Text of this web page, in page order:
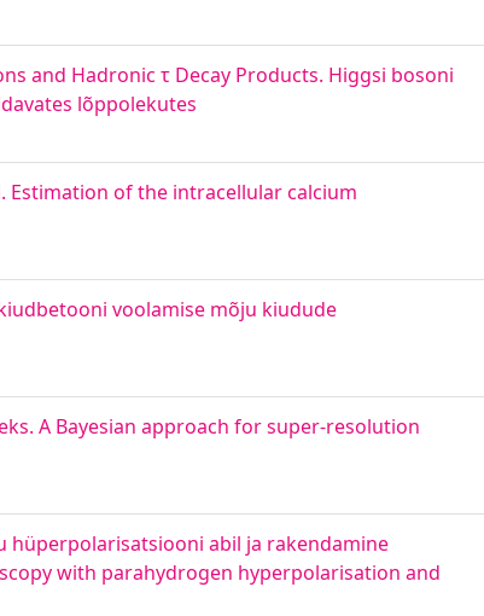
and Hadronic τ Decay Products. Higgsi bosoni
lõppolekutes
of the intracellular calcium
voolamise mõju kiudude
A Bayesian approach for super-resolution
abil ja rakendamine
with parahydrogen hyperpolarisation and